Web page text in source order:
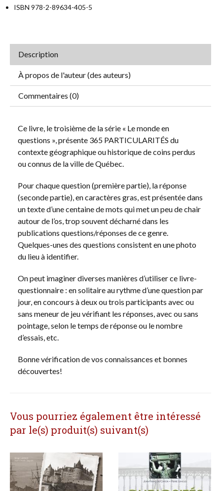
ISBN 978-2-89634-405-5
Description
À propos de l'auteur (des auteurs)
Commentaires (0)
Ce livre, le troisième de la série « Le monde en
questions », présente 365 PARTICULARITÉS du
contexte géographique ou historique de coins perdus
ou connus de la ville de Québec.
Pour chaque question (première partie), la réponse
(seconde partie), en caractères gras, est présentée dans
un texte d’une centaine de mots qui met un peu de chair
autour de l’os, trop souvent décharné dans les
publications questions/réponses de ce genre.
Quelques-unes des questions consistent en une photo
du lieu à identifier.
On peut imaginer diverses manières d’utiliser ce livre-
questionnaire : en solitaire au rythme d’une question par
jour, en concours à deux ou trois participants avec ou
sans meneur de jeu vérifiant les réponses, avec ou sans
pointage, selon le temps de réponse ou le nombre
d’essais, etc.
Bonne vérification de vos connaissances et bonnes
découvertes!
Vous pourriez également être intéressé
par le(s) produit(s) suivant(s)